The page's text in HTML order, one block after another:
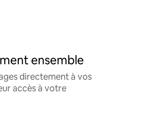
ensemble
directement à vos
accès à votre